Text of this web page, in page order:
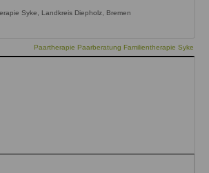
Syke, Landkreis Diepholz, Bremen
Paartherapie Paarberatung Familientherapie Syke